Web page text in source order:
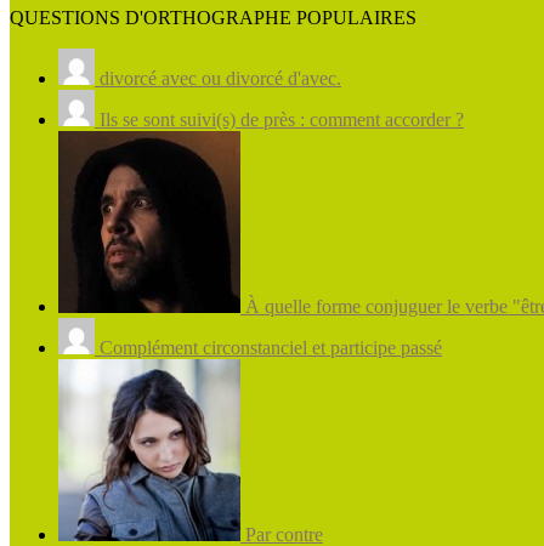
QUESTIONS D'ORTHOGRAPHE POPULAIRES
divorcé avec ou divorcé d'avec.
Ils se sont suivi(s) de près : comment accorder ?
À quelle forme conjuguer le verbe
Complément circonstanciel et participe passé
Par contre